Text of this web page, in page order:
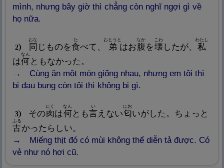
mình, nhưng bây giờ thì chẳng còn nghĩ ngợi gì về
họ nữa.
2 同
Nghĩa: Cùng nhau, bằng nhau,
おな
じものを食
た
べて、 弟
おとうと
はお腹
なか
を壊
こわ
したが、 私
わたし
は何
なん
ともなかった。
Cùng ăn một món giống nhau, nhưng em tôi thì
bị đau bụng còn tôi thì không bị gì.
3 その肉
にく
は何
なん
とも言
い
えない匂
にお
いがした。ちょっと
古
ふる
かったらしい。
Miếng thịt đó có mùi không thể diễn tả được. Có
vẻ như nó hơi cũ.